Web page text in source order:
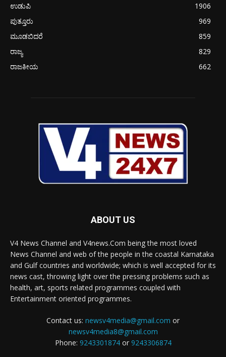
ಉಡುಪಿ
1906
ಪುತ್ತೂರು
969
ಮೂಡಬಿದರೆ
859
ರಾಜ್ಯ
829
ರಾಜಕೀಯ
662
ABOUT US
V4 News Channel and V4news.Com being the most loved
News Channel and web of the people in the coastal Karnataka
and Gulf countries and worldwide; which is well accepted for its
news cast, throwing light over the pressing problems such as
health, art, sports related programmes coupled with
Entertainment oriented programmes.
Contact us: newsv4media@gmail.com or
newsv4media8@gmail.com
Phone: 9243301874or 9243306874